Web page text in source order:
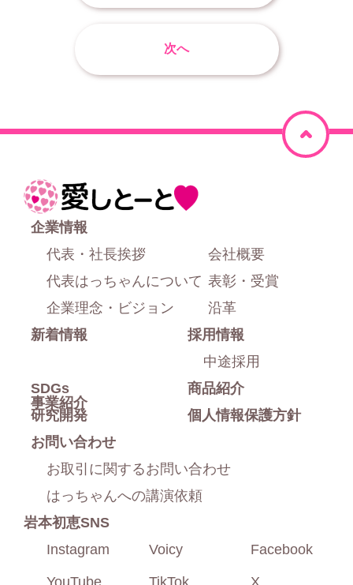
次へ
ペ
ー
ホ
ー
企業情報
代表・社長挨拶
代表はっちゃんについて
企業理念・ビジョン
会社概要
表彰・受賞
沿革
採用情報
中途採用
事業紹介
商品紹介
研究開発
新着情報
個人情報保護方針
SDGs
お問い合わせ
お取引に関するお問い合わせ
はっちゃんへの講演依頼
岩本初恵SNS
Instagram
Voicy Facebook
YouTube TikTok X